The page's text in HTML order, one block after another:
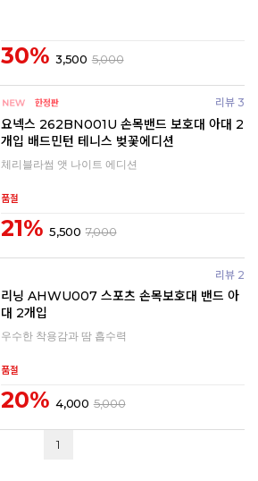
30% 3,500 5,000
리뷰 3
요넥스 262BN001U 손목밴드 보호대 아대 2
개입 배드민턴 테니스 벚꽃에디션
체리블라썸 앳 나이트 에디션
21% 5,500 7,000
품절
리뷰 2
리닝 AHWU007 스포츠 손목보호대 밴드 아
대 2개입
우수한 착용감과 땀 흡수력
20% 4,000 5,000
품절
1